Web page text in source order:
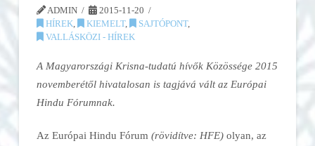
ADMIN
2015-11-20
HÍREK, KIEMELT, SAJTÓPONT,
VALLÁSKÖZI - HÍREK
A Magyarországi Krisna-tudatú hívők Közössége 2015
novemberétől hivatalosan is tagjává vált az Európai
Hindu Fórumnak.
Az Európai Hindu Fórum (rövidítve: HFE)olyan, az